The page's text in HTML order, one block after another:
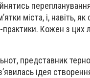
міста, і, навіть,
Кожен з
представник
ідея